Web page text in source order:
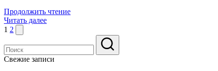
Продолжить чтение
Читать далее
Пагинация
записей
1 2 Следующая
страница
Свежие записи